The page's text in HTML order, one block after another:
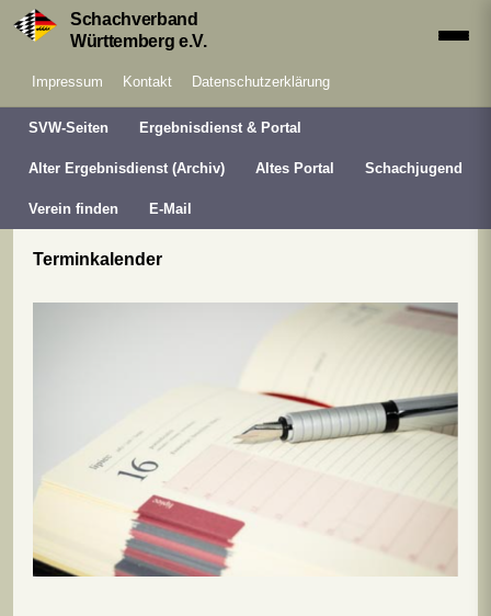
Schachverband
Württemberg e.V.
Impressum Kontakt Datenschutzerklärung
SVW-Seiten Ergebnisdienst & Portal
Alter Ergebnisdienst (Archiv) Altes Portal Schachjugend
Verein finden E-Mail
Terminkalender